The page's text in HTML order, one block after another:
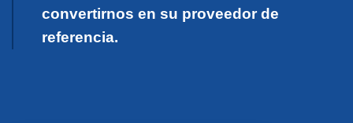
convertirnos en su proveedor de
referencia.